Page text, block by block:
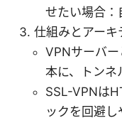
せたい場合：
仕組みとアーキ
VPNサーバ
本に、トンネ
SSL-VPNは
ックを回避し